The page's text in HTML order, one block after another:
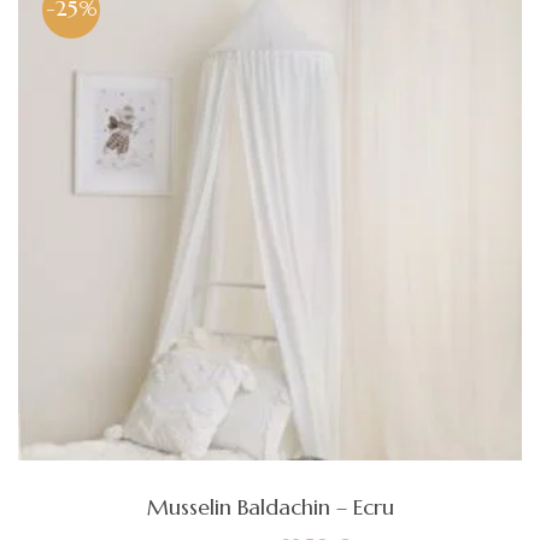
-25%
Musselin Baldachin – Ecru